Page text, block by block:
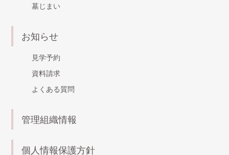
墓じまい
お知らせ
見学予約
資料請求
よくある質問
管理組織情報
個人情報保護方針